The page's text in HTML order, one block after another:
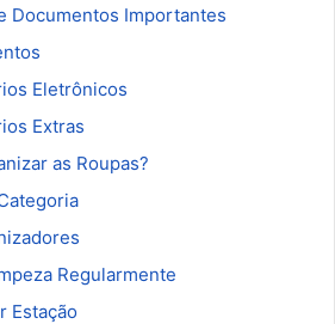
Documentos Importantes
Eletrônicos
Extras
as Roupas?
Regularmente
Estação